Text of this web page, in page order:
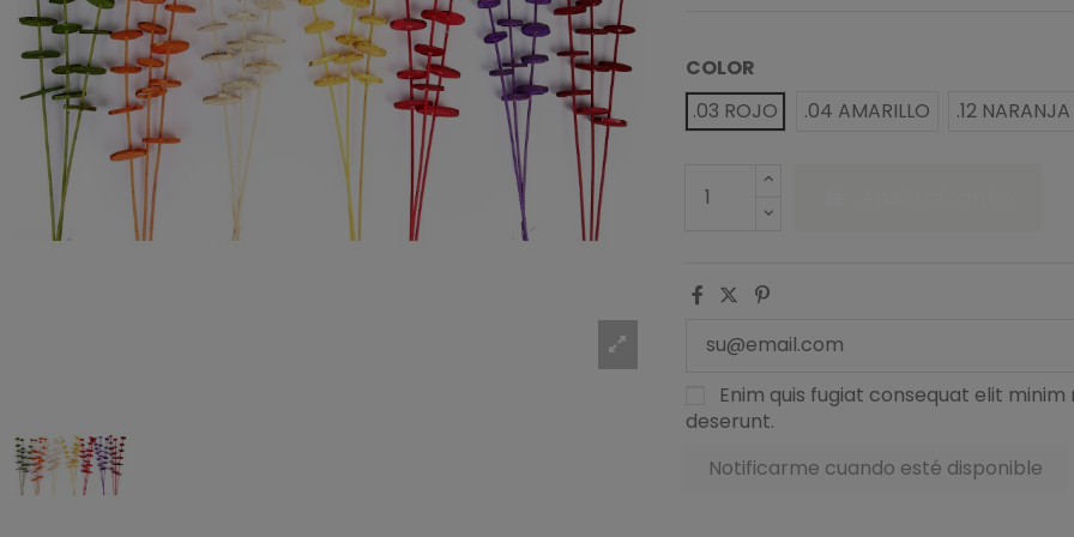
COLOR
.03 ROJO
.04 AMARILLO .12 NARANJA
Enim quis fugiat consequat elit
deserunt.